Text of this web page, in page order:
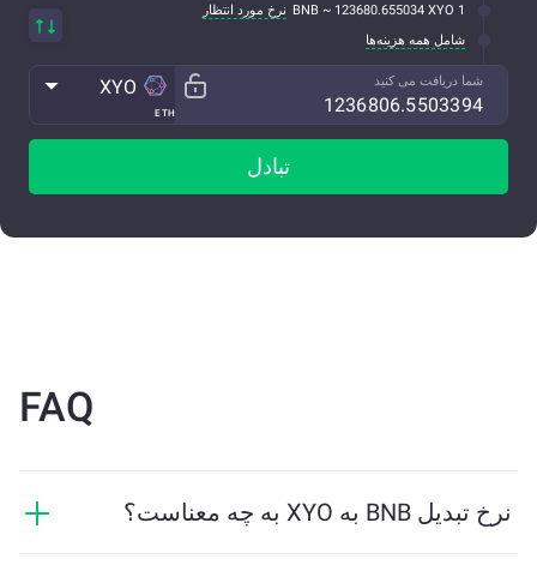
1 BNB ~ 123680.655034 XYO
نرخ مورد انتظار
شامل همه هزینه‌ها
شما دریافت می کنید
ETH
XYO
تبادل
FAQ
نرخ تبدیل BNB به XYO به چه معناست؟